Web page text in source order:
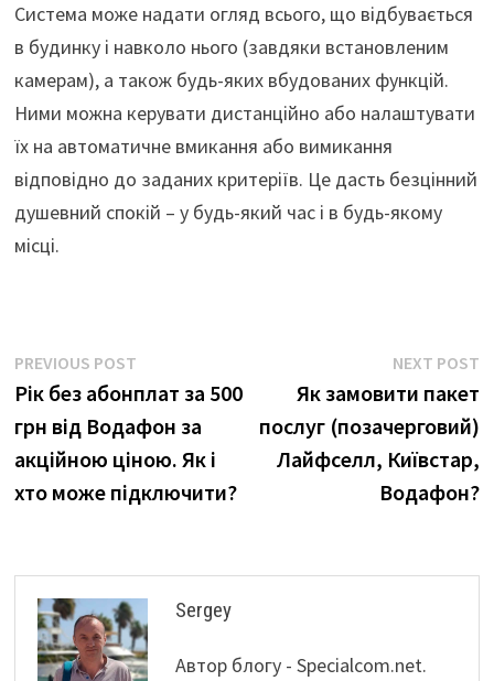
Система може надати огляд всього, що відбувається
в будинку і навколо нього (завдяки встановленим
камерам), а також будь-яких вбудованих функцій.
Ними можна керувати дистанційно або налаштувати
їх на автоматичне вмикання або вимикання
відповідно до заданих критеріїв. Це дасть безцінний
душевний спокій – у будь-який час і в будь-якому
місці.
Навігація
записів
PREVIOUS POSTPrevious
post:
Рік без абонплат за 500
грн від Водафон за
акційною ціною. Як і
хто може підключити?
NEXT POST
Як замовити пакет
послуг (позачерговий)
Лайфселл, Київстар,
Водафон?
Sergey
Автор блогу - Specialcom.net.